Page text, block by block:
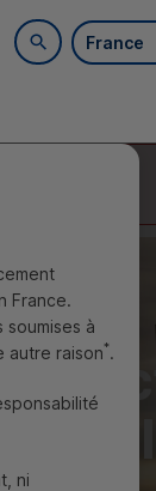
Rechercher
France
France.
à
autre raison*.
ni